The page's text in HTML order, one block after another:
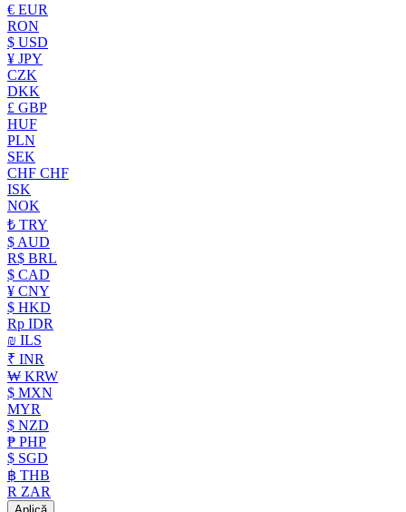
€ EUR
RON
$ USD
¥ JPY
CZK
DKK
£ GBP
HUF
PLN
SEK
CHF CHF
ISK
NOK
₺ TRY
$ AUD
R$ BRL
$ CAD
¥ CNY
$ HKD
Rp IDR
₪ ILS
₹ INR
₩ KRW
$ MXN
MYR
$ NZD
₱ PHP
$ SGD
฿ THB
R ZAR